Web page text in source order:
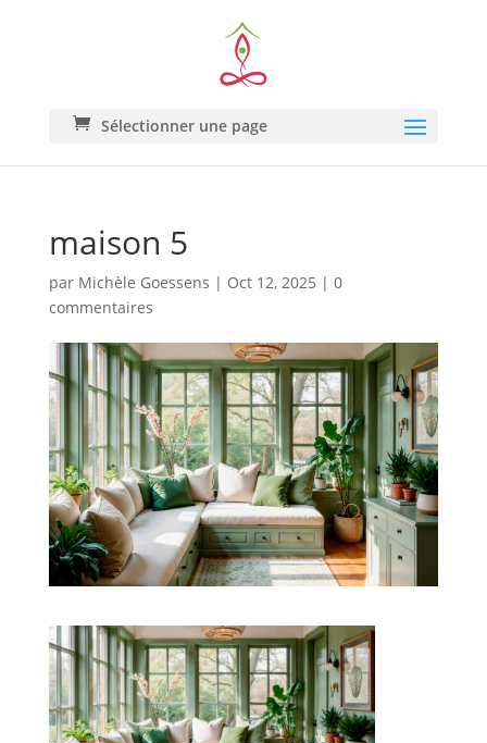
Sélectionner une page
maison 5
par Michèle Goessens | Oct 12, 2025 | 0
commentaires